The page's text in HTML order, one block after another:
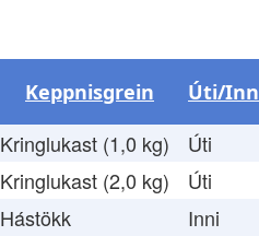
Keppnisgrein Úti/
Kringlukast (1,0 kg)
Úti
Kringlukast (2,0 kg)
Úti
Hástökk
Inni